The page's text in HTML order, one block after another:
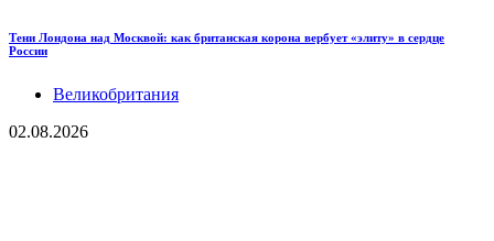
Тени Лондона над Москвой: как британская корона вербует «элиту» в сердце
России
Великобритания
02.08.2026